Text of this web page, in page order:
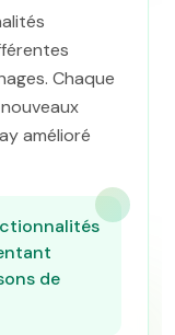
Chaque
amélioré
de